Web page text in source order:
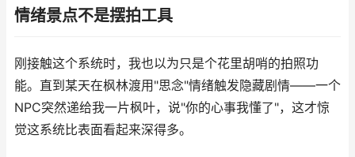
情绪景点不是摆拍工具
刚接触这个系统时，我也以为只是个花里胡哨的拍照功
能。直到某天在枫林渡用"思念"情绪触发隐藏剧情——一个
NPC突然递给我一片枫叶，说"你的心事我懂了"，这才惊
觉这系统比表面看起来深得多。